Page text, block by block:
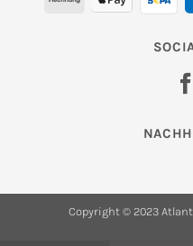
Copyright © 2023